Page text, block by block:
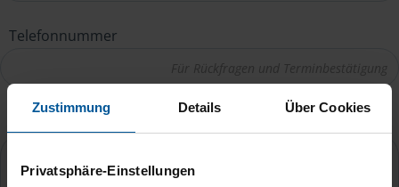
Zustimmung Details Über Cookies
Privatsphäre-Einstellungen
Telefonnummer
Ihre Nachricht an Astrid Fisher